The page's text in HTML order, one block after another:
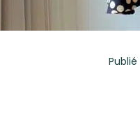
Publié